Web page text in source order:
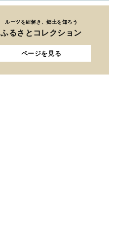
ルーツを紐解き、郷土を知ろう
ふるさとコレクション
ページを見る